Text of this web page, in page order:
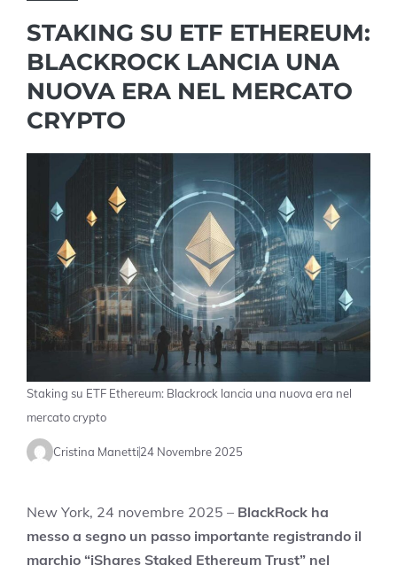
STAKING SU ETF ETHEREUM:
BLACKROCK LANCIA UNA
NUOVA ERA NEL MERCATO
CRYPTO
Staking su ETF Ethereum: Blackrock lancia una nuova era nel
mercato crypto
Cristina Manetti24 Novembre 2025
New York, 24 novembre 2025 – BlackRock ha
messo a segno un passo importante registrando il
marchio “iShares Staked Ethereum Trust” nel